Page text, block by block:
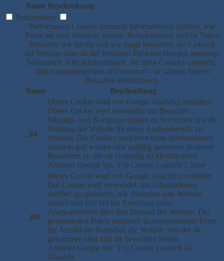
Name Beschreibung
Performance
Performance Cookies sammeln Informationen darüber, wie
Besucher eine Webseite nutzen. Beispielsweise welche Seiten
Besucher wie häufig und wie lange besuchen, die Ladezeit
der Website oder ob der Besucher Fehlermeldungen angezeigt
bekommen. Alle Informationen, die diese Cookies sammeln,
sind zusammengefasst und anonym - sie können keinen
Besucher identifizieren.
Name
Beschreibung
_ga
Dieses Cookie wird von Google Analytics installiert.
Dieses Cookie wird verwendet um Besucher-,
Sitzungs- und Kampagnendaten zu berechnen und die
Nutzung der Website für einen Analysebericht zu
erfassen. Die Cookies speichern diese Informationen
anonym und weisen eine zufällig generierte Nummer
Besuchern zu um sie eindeutig zu identifizieren.
Anbieter Google Inc. Typ Cookie Laufzeit 2 Jahre
_gid
Dieses Cookie wird von Google Analytics installiert.
Das Cookie wird verwendet, um Informationen
darüber zu speichern, wie Besucher eine Website
nutzen und hilft bei der Erstellung eines
Analyseberichts über den Zustand der Website. Die
gesammelten Daten umfassen in anonymisierter Form
die Anzahl der Besucher, die Website von der sie
gekommen sind und die besuchten Seiten.
Anbieter Google Inc. Typ Cookie Laufzeit 24
Stunden